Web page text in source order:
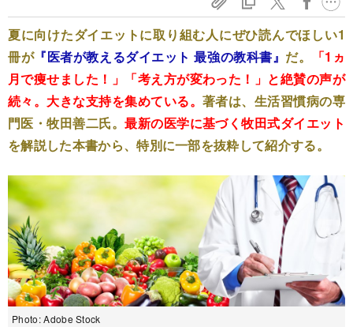
夏に向けたダイエットに取り組む人にぜひ読んでほしい1
冊が『医者が教えるダイエット 最強の教科書』 だ。
「1ヵ
月で痩せました！」「考え方が変わった！」と絶賛の声が
続々。大きな支持を集めている。 著者は、生活習慣病の専
門医・牧田善二氏。最新の医学に基づく牧田式ダイエット
を解説した本書から、特別に一部を抜粋して紹介する。
Photo: Adobe Stock